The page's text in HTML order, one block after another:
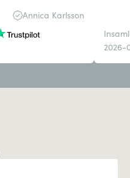
Annica Karlsson
2026-